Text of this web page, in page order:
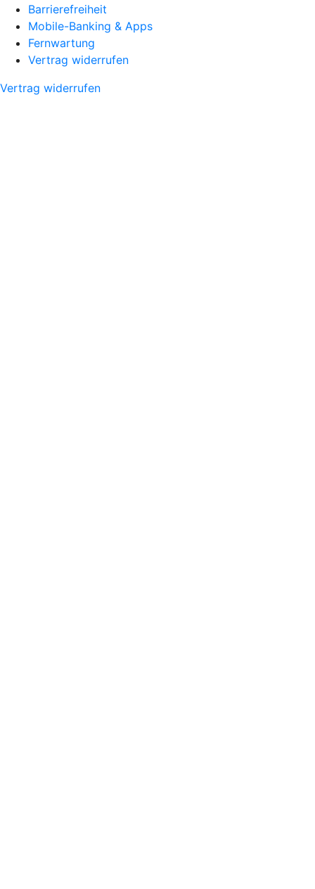
Barrierefreiheit
Mobile-Banking & Apps
Fernwartung
Vertrag widerrufen
Vertrag widerrufen